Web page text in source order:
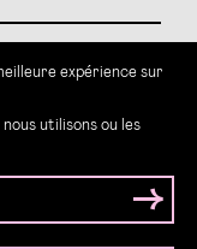
expérience sur
utilisons ou les